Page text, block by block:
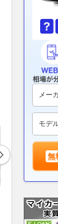
新型「パジェ
ダーフレーム
SUVの走りは